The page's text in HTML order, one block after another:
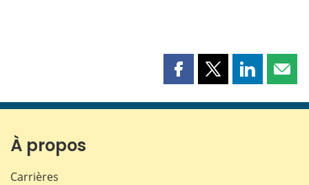
Partager
page
Partager
page
Partager
page page
À propos
Carrières